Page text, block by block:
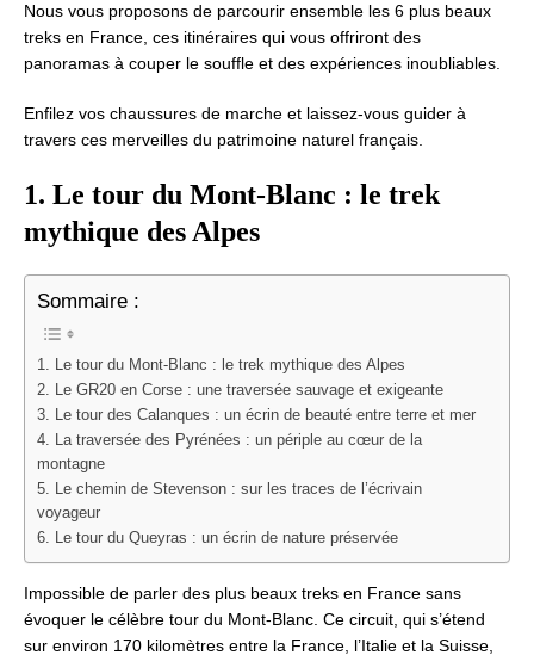
Nous vous proposons de parcourir ensemble les 6 plus beaux
treks en France, ces itinéraires qui vous offriront des
panoramas à couper le souffle et des expériences inoubliables.
Enfilez vos chaussures de marche et laissez-vous guider à
travers ces merveilles du patrimoine naturel français.
1. Le tour du Mont-Blanc : le trek
mythique des Alpes
Sommaire :
1. Le tour du Mont-Blanc : le trek mythique des Alpes
2. Le GR20 en Corse : une traversée sauvage et exigeante
3. Le tour des Calanques : un écrin de beauté entre terre et mer
4. La traversée des Pyrénées : un périple au cœur de la
montagne
5. Le chemin de Stevenson : sur les traces de l’écrivain
voyageur
6. Le tour du Queyras : un écrin de nature préservée
Impossible de parler des plus beaux treks en France sans
évoquer le célèbre tour du Mont-Blanc. Ce circuit, qui s’étend
sur environ 170 kilomètres entre la France, l’Italie et la Suisse,